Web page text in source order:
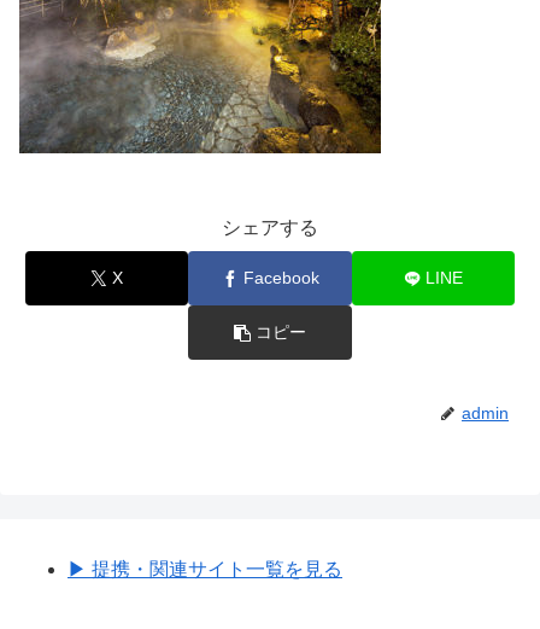
シェアする
X Facebook LINE
コピー
admin
▶︎ 提携・関連サイト一覧を見る